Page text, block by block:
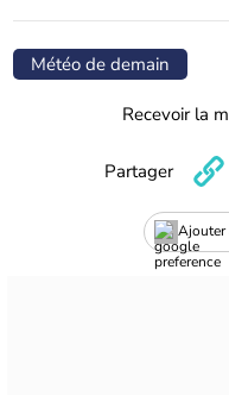
Météo de demain
Recevoir la
Ajouter
Partager